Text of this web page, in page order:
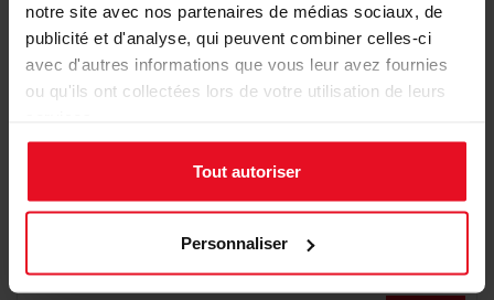
notre site avec nos partenaires de médias sociaux, de
publicité et d'analyse, qui peuvent combiner celles-ci
avec d'autres informations que vous leur avez fournies
ou qu'ils ont collectées lors de votre utilisation de leurs
Tout autoriser
Personnaliser
Carte de bonne année entreprise dorure en